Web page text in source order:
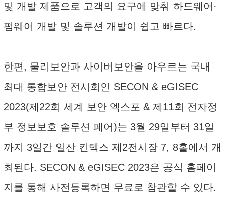
및 개발 제품으로 고객의 요구에 맞춰 하드웨어·
펌웨어 개발 및 솔루션 개발이 쉽고 빠르다.
한편, 물리보안과 사이버보안을 아우르는 국내
최대 통합보안 전시회인 SECON & eGISEC
2023(제22회 세계 보안 엑스포 & 제11회 전자정
부 정보보호 솔루션 페어)는 3월 29일부터 31일
까지 3일간 일산 킨텍스 제2전시장 7, 8홀에서 개
최된다. SECON & eGISEC 2023은 공식 홈페이
지를 통해 사전등록하면 무료로 참관할 수 있다.